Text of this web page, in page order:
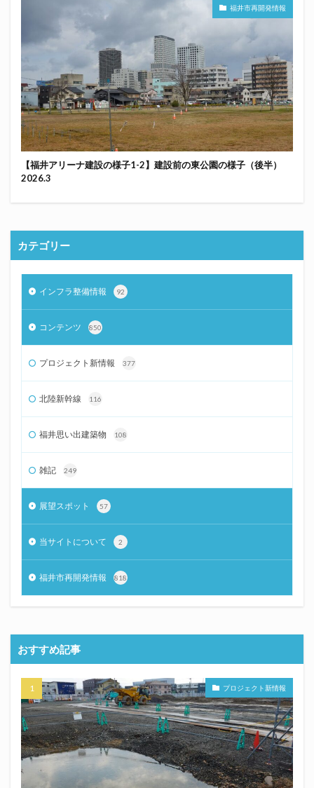
福井市再開発情報
【福井アリーナ建設の様子1-2】建設前の東公園の様子（後半）
2026.3
カテゴリー
インフラ整備情報 92
コンテンツ 850
プロジェクト新情報 377
北陸新幹線 116
福井思い出建築物 108
雑記 249
展望スポット 57
当サイトについて 2
福井市再開発情報 818
おすすめ記事
プロジェクト新情報